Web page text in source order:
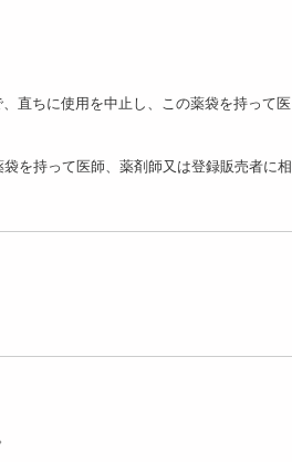
直ちに使用を中止し、この薬袋を持って医
を持って医師、薬剤師又は登録販売者に相